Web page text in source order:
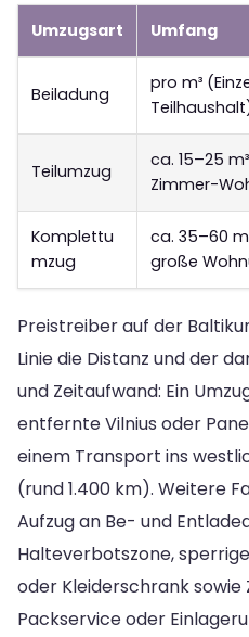
Umzugsart Umfang
Beiladung
pro m³
Teilumzug
ca. 15–25
Zimmer-
Komplettu
mzug
ca. 35–60
große
Preistreiber auf der
Linie die Distanz und der
und Zeitaufwand: Ein
entfernte Vilnius oder
einem Transport ins
(rund 1.400 km). Weitere
Aufzug an Be- und
Halteverbotszone,
oder Kleiderschrank sowie
Packservice oder